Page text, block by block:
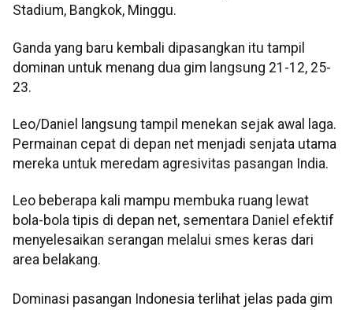
Stadium, Bangkok, Minggu.
Ganda yang baru kembali dipasangkan itu tampil
dominan untuk menang dua gim langsung 21-12, 25-
23.
Leo/Daniel langsung tampil menekan sejak awal laga.
Permainan cepat di depan net menjadi senjata utama
mereka untuk meredam agresivitas pasangan India.
Leo beberapa kali mampu membuka ruang lewat
bola-bola tipis di depan net, sementara Daniel efektif
menyelesaikan serangan melalui smes keras dari
area belakang.
Dominasi pasangan Indonesia terlihat jelas pada gim